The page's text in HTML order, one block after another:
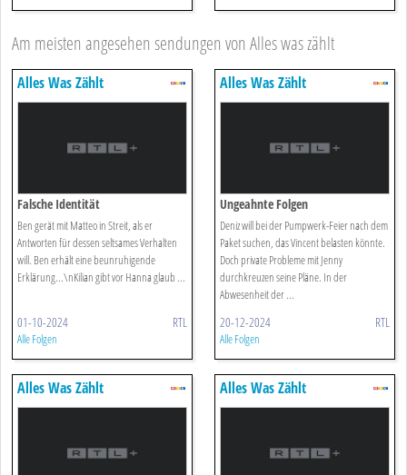
Am meisten angesehen sendungen von Alles was zählt
Alles Was Zählt
Falsche Identität
Ben gerät mit Matteo in Streit, als er
Antworten für dessen seltsames Verhalten
will. Ben erhält eine beunruhigende
Erklärung...\nKilian gibt vor Hanna glaub ...
01-10-2024 RTL
Alle Folgen
Alles Was Zählt
Ungeahnte Folgen
Deniz will bei der Pumpwerk-Feier nach dem
Paket suchen, das Vincent belasten könnte.
Doch private Probleme mit Jenny
durchkreuzen seine Pläne. In der
Abwesenheit der ...
20-12-2024 RTL
Alle Folgen
Alles Was Zählt Alles Was Zählt